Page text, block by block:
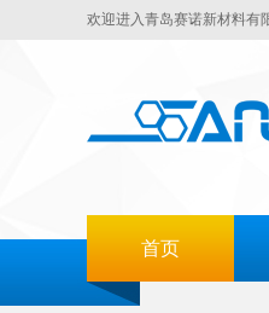
欢迎进入青岛赛诺新材料有
首页